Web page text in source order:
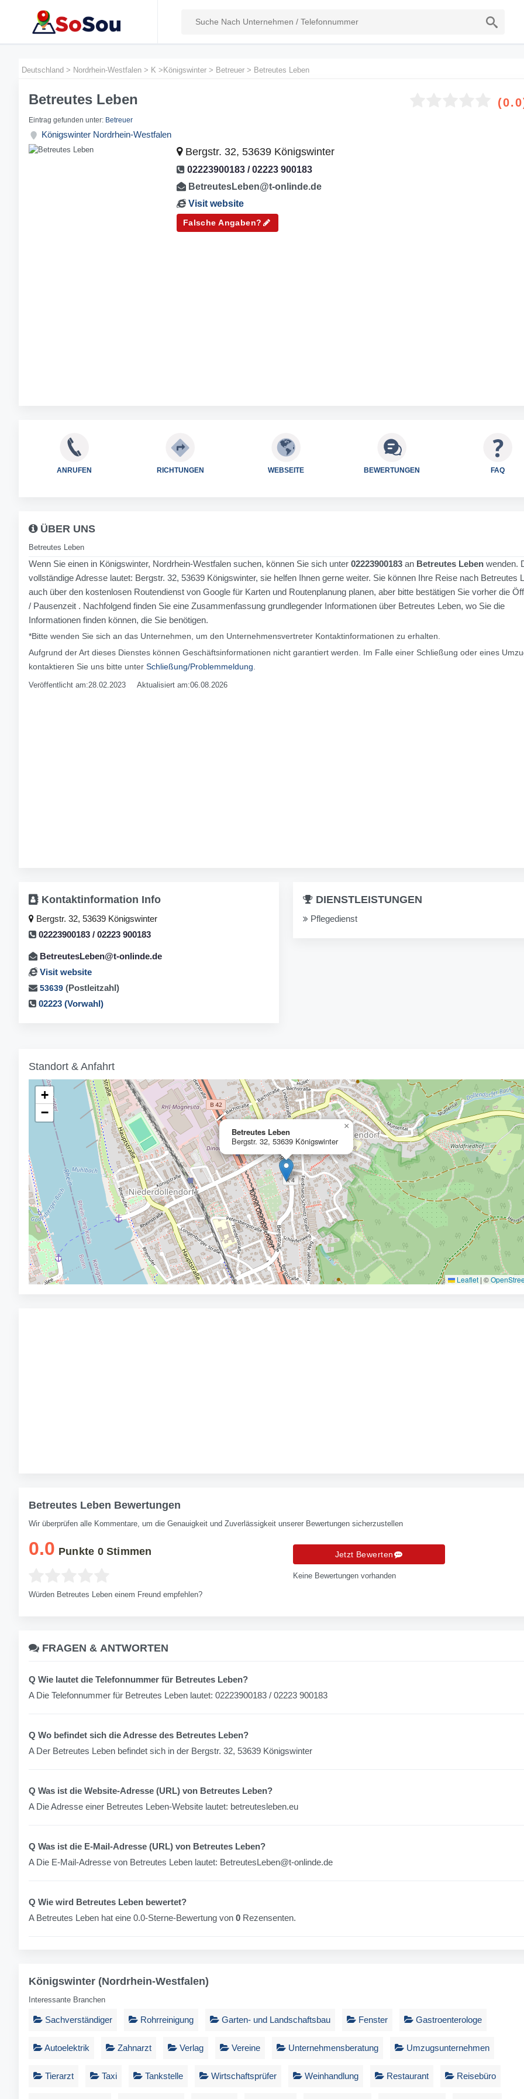
Deutschland > Nordrhein-Westfalen > K > Königswinter > Betreuer > Betreutes Leben
Betreutes Leben
Eintrag gefunden unter: Betreuer
Königswinter Nordrhein-Westfalen
Bergstr. 32, 53639 Königswinter
02223900183 / 02223 900183
BetreutesLeben@t-onlinde.de
Visit website
Falsche Angaben?
ANRUFEN RICHTUNGEN WEBSEITE BEWERTUNGEN FAQ
ÜBER UNS
Betreutes Leben
Wenn Sie einen in Königswinter, Nordrhein-Westfalen suchen, können Sie sich unter 02223900183 an Betreutes Leben wenden.
vollständige Adresse lautet: Bergstr. 32, 53639 Königswinter, sie helfen Ihnen gerne weiter. Sie können Ihre Reise nach Betreutes
auch über den kostenlosen Routendienst von Google für Karten und Routenplanung planen, aber bitte bestätigen Sie vorher die
/ Pausenzeit . Nachfolgend finden Sie eine Zusammenfassung grundlegender Informationen über Betreutes Leben, wo Sie die
Informationen finden können, die Sie benötigen.
*Bitte wenden Sie sich an das Unternehmen, um den Unternehmensvertreter Kontaktinformationen zu erhalten.
Aufgrund der Art dieses Dienstes können Geschäftsinformationen nicht garantiert werden. Im Falle einer Schließung oder eines
kontaktieren Sie uns bitte unter Schließung/Problemmeldung
Veröffentlicht am:28.02.2023 Aktualisiert am:06.08.2026
Kontaktinformation Info
Bergstr. 32, 53639 Königswinter
02223900183 / 02223 900183
BetreutesLeben@t-onlinde.de
Visit website
53639 (Postleitzahl)
02223 (Vorwahl)
DIENSTLEISTUNGEN
Pflegedienst
Standort & Anfahrt
Betreutes Leben
Bergstr. 32, 53639 Königswinter
×
+
−
Leaflet | ©
Betreutes Leben Bewertungen
Wir überprüfen alle Kommentare, um die Genauigkeit und Zuverlässigkeit unserer Bewertungen sicherzustellen
0.0 Punkte 0Stimmen
Würden Betreutes Leben einem Freund empfehlen?
Jetzt Bewerten
Keine Bewertungen vorhanden
FRAGEN & ANTWORTEN
Q Wie lautet die Telefonnummer für Betreutes Leben?
A Die Telefonnummer für Betreutes Leben lautet: 02223900183 / 02223 900183
Q Wo befindet sich die Adresse des Betreutes Leben?
A Der Betreutes Leben befindet sich in der Bergstr. 32, 53639 Königswinter
Q Was ist die Website-Adresse (URL) von Betreutes Leben?
A Die Adresse einer Betreutes Leben-Website lautet: betreutesleben.eu
Q Was ist die E-Mail-Adresse (URL) von Betreutes Leben?
A Die E-Mail-Adresse von Betreutes Leben lautet: BetreutesLeben@t-onlinde.de
Q Wie wird Betreutes Leben bewertet?
A Betreutes Leben hat eine 0.0-Sterne-Bewertung von 0 Rezensenten.
Königswinter (Nordrhein-Westfalen)
Interessante Branchen
Sachverständiger Rohrreinigung Garten- und Landschaftsbau Fenster Gastroenterologe
Autoelektrik Zahnarzt Verlag Vereine Unternehmensberatung Umzugsunternehmen
Tierarzt Taxi Tankstelle Wirtschaftsprüfer Weinhandlung Restaurant Reisebüro